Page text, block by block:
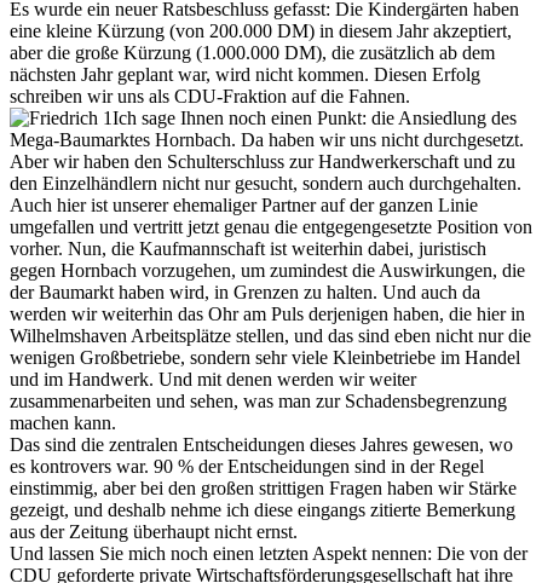
Es wurde ein neuer Ratsbeschluss gefasst: Die Kindergärten haben
eine kleine Kürzung (von 200.000 DM) in diesem Jahr akzeptiert,
aber die große Kürzung (1.000.000 DM), die zusätzlich ab dem
nächsten Jahr geplant war, wird nicht kommen. Diesen Erfolg
schreiben wir uns als CDU-Fraktion auf die Fahnen.
Ich sage Ihnen noch einen Punkt: die Ansiedlung des
Mega-Baumarktes Hornbach. Da haben wir uns nicht durchgesetzt.
Aber wir haben den Schulterschluss zur Handwerkerschaft und zu
den Einzelhändlern nicht nur gesucht, sondern auch durchgehalten.
Auch hier ist unserer ehemaliger Partner auf der ganzen Linie
umgefallen und vertritt jetzt genau die entgegengesetzte Position von
vorher. Nun, die Kaufmannschaft ist weiterhin dabei, juristisch
gegen Hornbach vorzugehen, um zumindest die Auswirkungen, die
der Baumarkt haben wird, in Grenzen zu halten. Und auch da
werden wir weiterhin das Ohr am Puls derjenigen haben, die hier in
Wilhelmshaven Arbeitsplätze stellen, und das sind eben nicht nur die
wenigen Großbetriebe, sondern sehr viele Kleinbetriebe im Handel
und im Handwerk. Und mit denen werden wir weiter
zusammenarbeiten und sehen, was man zur Schadensbegrenzung
machen kann.
Das sind die zentralen Entscheidungen dieses Jahres gewesen, wo
es kontrovers war. 90 % der Entscheidungen sind in der Regel
einstimmig, aber bei den großen strittigen Fragen haben wir Stärke
gezeigt, und deshalb nehme ich diese eingangs zitierte Bemerkung
aus der Zeitung überhaupt nicht ernst.
Und lassen Sie mich noch einen letzten Aspekt nennen: Die von der
CDU geforderte private Wirtschaftsförderungsgesellschaft hat ihre